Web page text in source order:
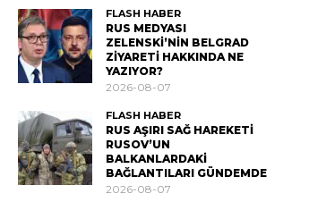
FLASH HABER
RUS MEDYASI
ZELENSKİ’NİN BELGRAD
ZİYARETİ HAKKINDA NE
YAZIYOR?
2026-08-07
FLASH HABER
RUS AŞIRI SAĞ HAREKETİ
RUSOV’UN
BALKANLARDAKİ
BAĞLANTILARI GÜNDEMDE
2026-08-07